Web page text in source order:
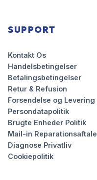
SUPPORT
Kontakt Os
Handelsbetingelser
Betalingsbetingelser
Retur & Refusion
Forsendelse og Levering
Persondatapolitik
Brugte Enheder Politik
Mail-in Reparationsaftale
Diagnose Privatliv
Cookiepolitik